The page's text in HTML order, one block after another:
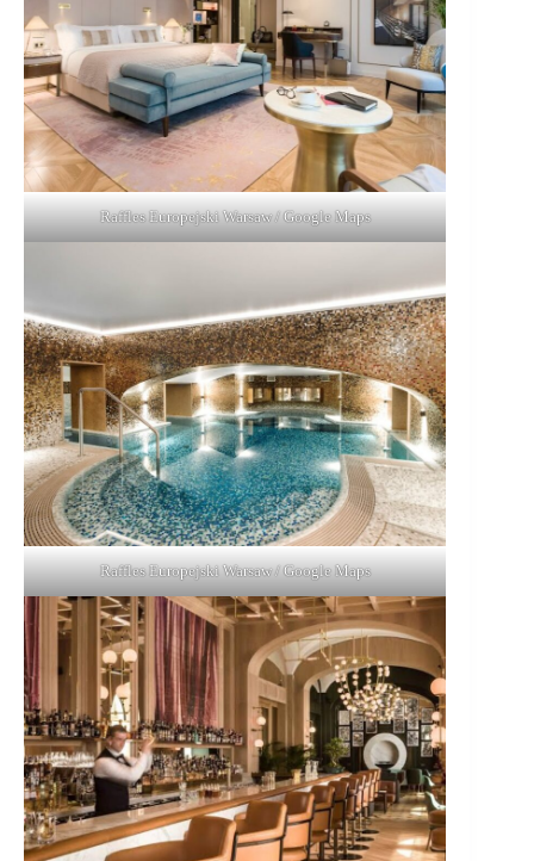
Raffles Europejski Warsaw / Google Maps
Raffles Europejski Warsaw / Google Maps